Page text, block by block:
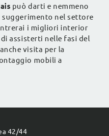
può darti e nemmeno
nel settore
i migliori interior
assisterti nelle fasi del
visita per la
mobili a
42/44